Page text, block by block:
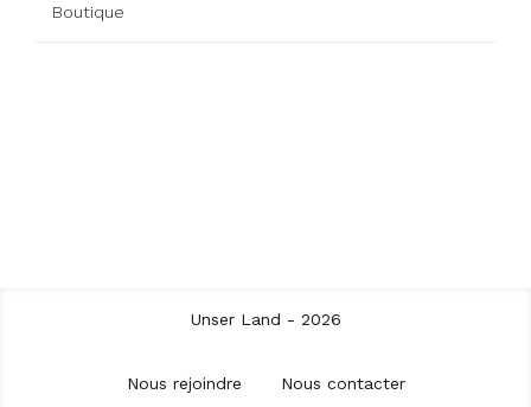
Boutique
Unser Land - 2026
Nous rejoindre Nous contacter